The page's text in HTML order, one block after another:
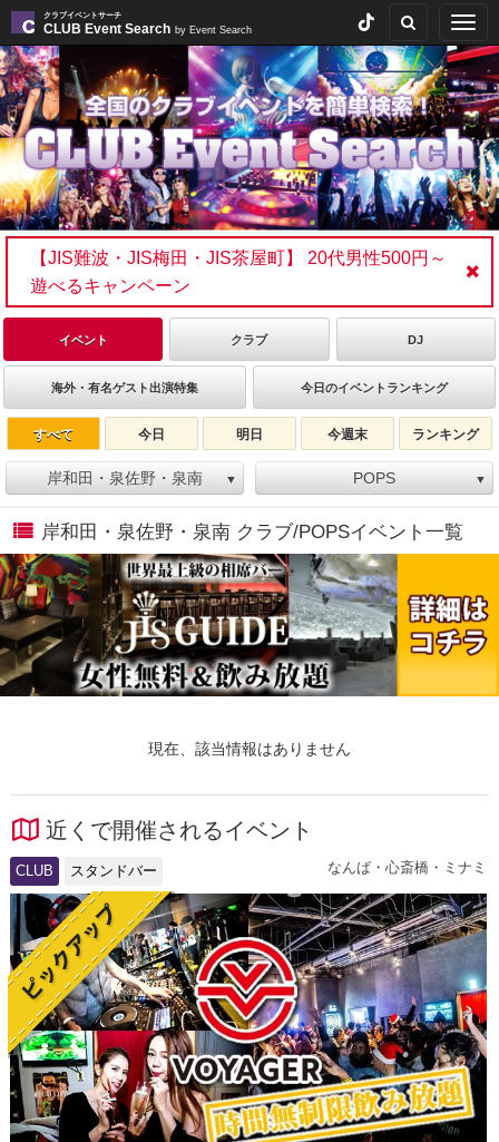
クラブイベントサーチ
CLUB Event Search by Event Search
【JIS難波・JIS梅田・JIS茶屋町】 20代男性500円～
遊べるキャンペーン
イベント クラブ DJ
海外・有名ゲスト出演特集 今日のイベントランキング
すべて 今日 明日 今週末 ランキング
岸和田・泉佐野・泉南 ▼ POPS ▼
岸和田・泉佐野・泉南 クラブ/POPSイベント一覧
現在、該当情報はありません
近くで開催されるイベント
CLUB スタンドバー なんば・心斎橋・ミナミ